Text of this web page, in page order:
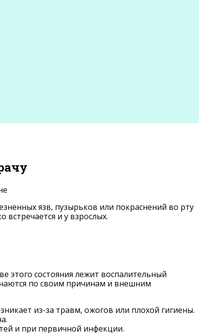
язв, пузырьков или покраснений во рту
и у взрослых.
этого состояния лежит воспалительный
по своим причинам и внешним
из-за травм, ожогов или плохой гигиены.
и при первичной инфекции.